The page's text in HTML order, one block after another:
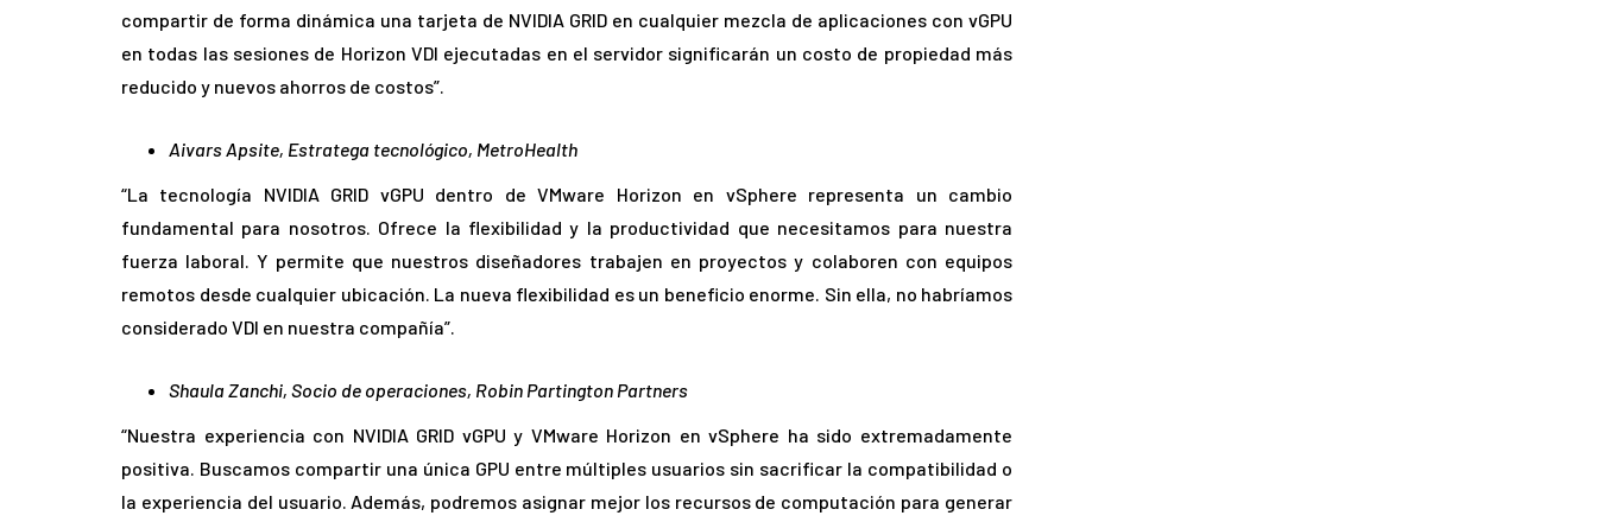
compartir de forma dinámica una tarjeta de NVIDIA GRID en cualquier mezcla de aplicaciones con vGPU
en todas las sesiones de Horizon VDI ejecutadas en el servidor significarán un costo de propiedad más
reducido y nuevos ahorros de costos”.
Aivars Apsite, Estratega tecnológico, MetroHealth
“La tecnología NVIDIA GRID vGPU dentro de VMware Horizon en vSphere representa un cambio
fundamental para nosotros. Ofrece la flexibilidad y la productividad que necesitamos para nuestra
fuerza laboral. Y permite que nuestros diseñadores trabajen en proyectos y colaboren con equipos
remotos desde cualquier ubicación. La nueva flexibilidad es un beneficio enorme. Sin ella, no habríamos
considerado VDI en nuestra compañía”.
Shaula Zanchi, Socio de operaciones, Robin Partington Partners
“Nuestra experiencia con NVIDIA GRID vGPU y VMware Horizon en vSphere ha sido extremadamente
positiva. Buscamos compartir una única GPU entre múltiples usuarios sin sacrificar la compatibilidad o
la experiencia del usuario. Además, podremos asignar mejor los recursos de computación para generar